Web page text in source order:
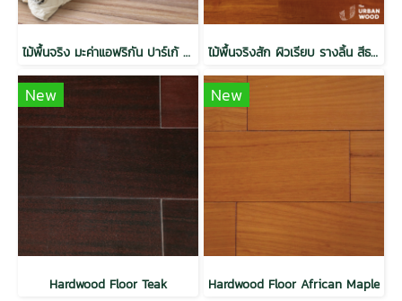
ไม้พื้นจริง มะค่าแอฟริกัน ปาร์เก้ รางลิ้น 18x95x450 (42แผ่น/1.7ตรม./กล่อง) ไม้พื้นจริงสัก ผิวเรียบ รางลิ้น สีธรรมชาติ (18X92x450) (42แผ่น/1.73 ตร.ม./กล่อง
New
Hardwood Floor Teak
New
Hardwood Floor African Maple